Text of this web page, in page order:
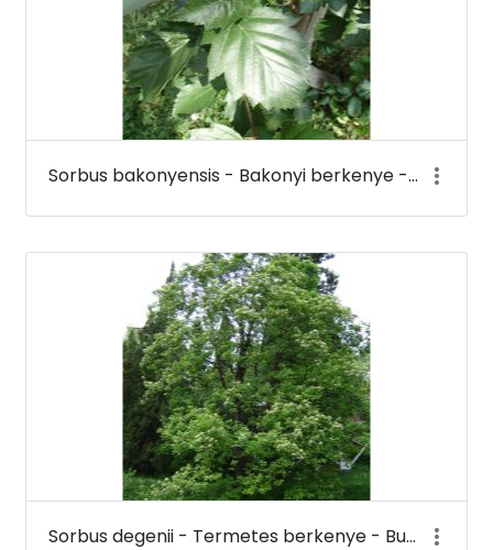
Sorbus bakonyensis - Bakonyi berkenye - Budai Arborétum
Sorbus degenii - Termetes berkenye - Budai Arborétum